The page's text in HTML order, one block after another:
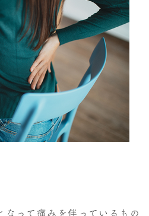
なって痛みを伴っているもの